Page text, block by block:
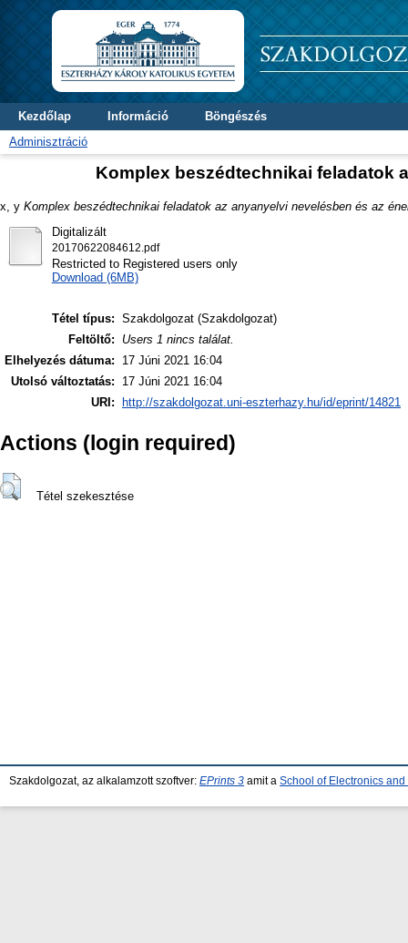
Kezdőlap Információ
Böngészés
Adminisztráció
Komplex beszédtechnikai feladatok
x, y Komplex beszédtechnikai feladatok az anyanyelvi nevelésben és az
Digitalizált
20170622084612.pdf
Restricted to Registered users only
Download (6MB)
Tétel típus: Szakdolgozat (Szakdolgozat)
Feltöltő:
Users 1 nincs találat.
Elhelyezés dátuma:
17 Júni 2021 16:04
Utolsó változtatás:
17 Júni 2021 16:04
URI:
http://szakdolgozat.uni-eszterhazy.hu/id/eprint/14821
Actions (login required)
Tétel szekesztése
Szakdolgozat, az alkalamzott szoftver: EPrints 3 amit a School of Electronics